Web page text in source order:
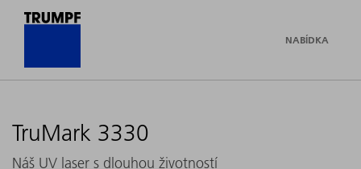
NABÍDKA
TruMark 3330
Náš UV laser s dlouhou životností